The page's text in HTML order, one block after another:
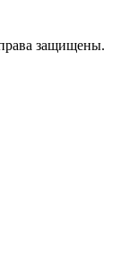
защищены.